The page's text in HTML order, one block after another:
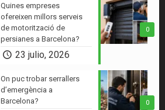
0
Quines empreses
ofereixen millors serveis
de motorització de
persianes a Barcelona?
23 julio, 2026
0
On puc trobar serrallers
d’emergència a
Barcelona?